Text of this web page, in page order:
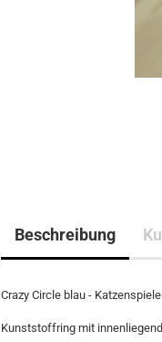
Beschreibung
Crazy Circle blau -
Kunststoffring mit